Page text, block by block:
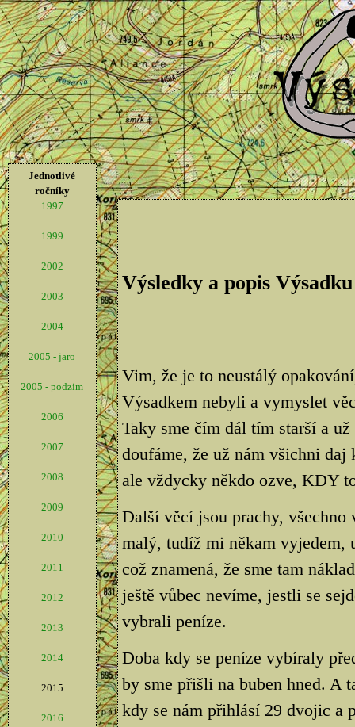
Jednotlivé
ročníky
1997
1999
2002
2003
2004
2005 - jaro
2005 - podzim
2006
2007
2008
2009
2010
2011
2012
2013
2014
2015
2016
Výsledky a popis Výsadku
Vim, že je to neustálý
Výsadkem nebyli a vymyslet
Taky sme čím dál tím starší a
doufáme, že už nám všichni daj
ale vždycky někdo ozve, KDY
Další věcí jsou prachy,
malý, tudíž mi někam vyjedem,
což znamená, že sme tam
ještě vůbec nevíme, jestli se
vybrali peníze.
Doba kdy se peníze vybíraly
by sme přišli na buben hned. A
kdy se nám přihlásí 29 dvojic a